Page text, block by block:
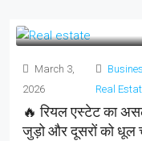
March 3,
2026
Real
🔥 रियल एस्टेट का
जुड़ो और दूसरों को धूल